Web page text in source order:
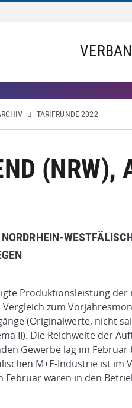
TARIFRUNDE 2022
(NRW),
Produktionsleistung
zum
(Originalwerte, nicht
II). Die Reichweite der
Gewerbe lag im Februar
M+E-Industrie ist im
Februar waren in den